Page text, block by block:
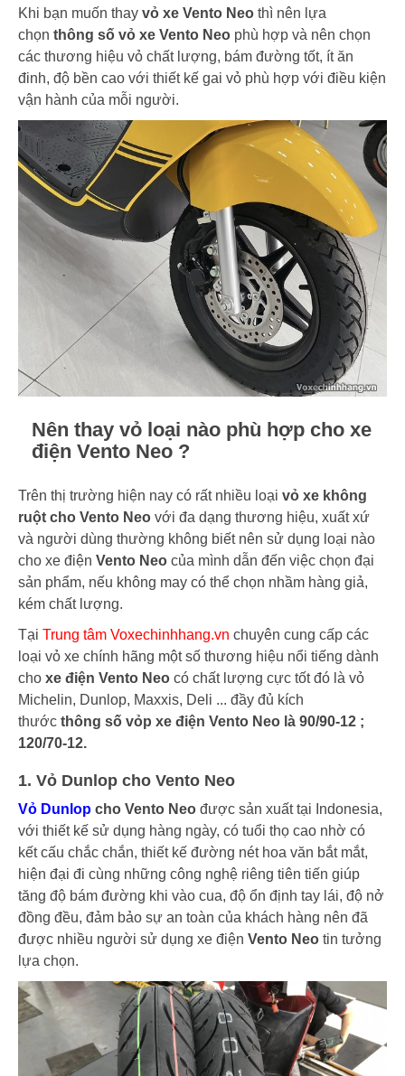
Khi bạn muốn thay vỏ xe Vento Neo thì nên lựa
chọn thông số vỏ xe Vento Neo phù hợp và nên chọn
các thương hiệu vỏ chất lượng, bám đường tốt, ít ăn
đinh, độ bền cao với thiết kế gai vỏ phù hợp với điều kiện
vận hành của mỗi người.
Nên thay vỏ loại nào phù hợp cho xe
điện Vento Neo ?
Trên thị trường hiện nay có rất nhiều loại vỏ xe không
ruột cho Vento Neo với đa dạng thương hiệu, xuất xứ
và người dùng thường không biết nên sử dụng loại nào
cho xe điện Vento Neo của mình dẫn đến việc chọn đại
sản phẩm, nếu không may có thể chọn nhầm hàng giả,
kém chất lượng.
Tại Trung tâm Voxechinhhang.vn chuyên cung cấp các
loại vỏ xe chính hãng một số thương hiệu nổi tiếng dành
cho xe điện Vento Neo có chất lượng cực tốt đó là vỏ
Michelin, Dunlop, Maxxis, Deli ... đầy đủ kích
thước thông số vỏp xe điện Vento Neo là 90/90-12 ;
120/70-12.
1. Vỏ Dunlop cho Vento Neo
Vỏ Dunlop cho Vento Neo được sản xuất tại Indonesia,
với thiết kế sử dụng hàng ngày, có tuổi thọ cao nhờ có
kết cấu chắc chắn, thiết kế đường nét hoa văn bắt mắt,
hiện đại đi cùng những công nghệ riêng tiên tiến giúp
tăng độ bám đường khi vào cua, độ ổn định tay lái, độ nở
đồng đều, đảm bảo sự an toàn của khách hàng nên đã
được nhiều người sử dụng xe điện Vento Neo tin tưởng
lựa chọn.